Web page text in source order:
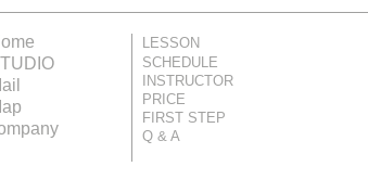
LESSON
SCHEDULE
INSTRUCTOR
PRICE
FIRST STEP
Q & A